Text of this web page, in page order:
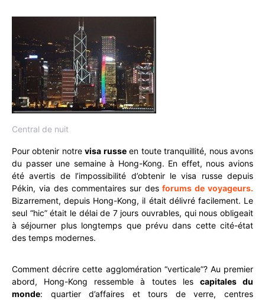
Central de nuit
Pour obtenir notrevisa russeen toute tranquillité, nous avons
du passer une semaine à Hong-Kong. En effet, nous avions
été avertis de l’impossibilité d’obtenir le visa russe depuis
Pékin, via des commentaires sur des forums de voyageurs.
Bizarrement, depuis Hong-Kong, il était délivré facilement. Le
seul “hic” était le délai de 7 jours ouvrables, qui nous obligeait
à séjourner plus longtemps que prévu dans cette cité-état
des temps modernes.
Comment décrire cette agglomération “verticale”? Au premier
abord, Hong-Kong ressemble à toutes les capitales du
monde: quartier d’affaires et tours de verre, centres